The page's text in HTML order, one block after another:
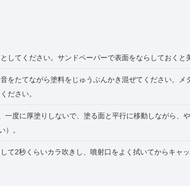
てください。サンドペーパーで表面をならしておくと
をたてながら塗料をじゅうぶんかき混ぜてください。メ
ださい。
度に厚塗りしないで、塗る面と平行に移動しながら、
）。
2秒くらいカラ吹きし、噴射口をよく拭いてからキャッ